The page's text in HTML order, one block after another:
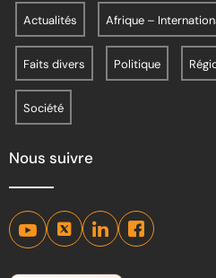
Actualités Afrique –
Faits divers Politique
Société
Nous suivre